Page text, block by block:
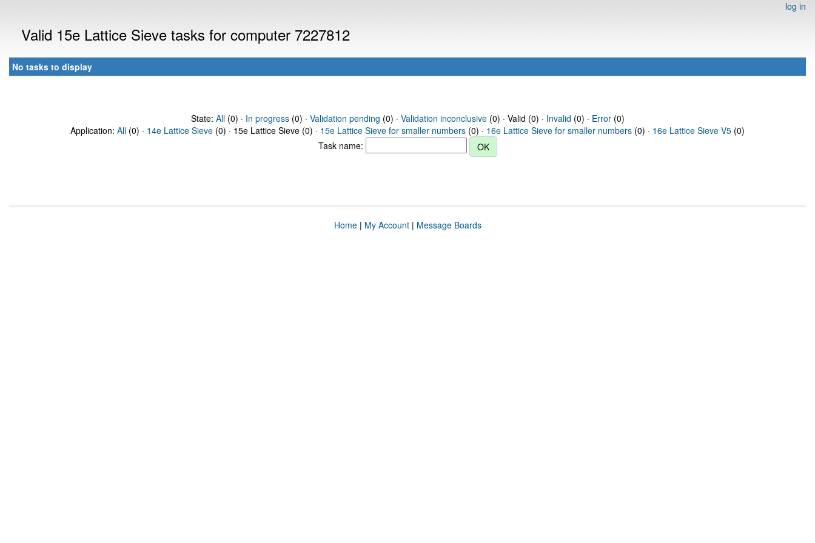
log in
Valid 15e Lattice Sieve tasks for computer 7227812
No tasks to display
State: All(0) · In progress(0) · Validation pending (0) · Validation inconclusive(0) · Valid (0) · Invalid (0) · Error(0)
Application: All (0) · 14e Lattice Sieve (0) · 15e Lattice Sieve (0) · 15e Lattice Sieve for smaller numbers (0) · 16e Lattice Sieve for smaller numbers (0) · 16e Lattice Sieve V5 (0)
Task name:
Home| My Account| Message Boards